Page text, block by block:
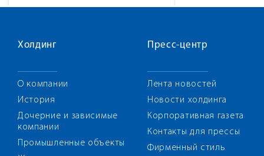
Холдинг
О компании
История
Дочерние и зависимые
компании
Промышленные объекты
Пресс-центр
Лента новостей
Новости холдинга
Корпоративная газета
Контакты для прессы
Фирменный стиль